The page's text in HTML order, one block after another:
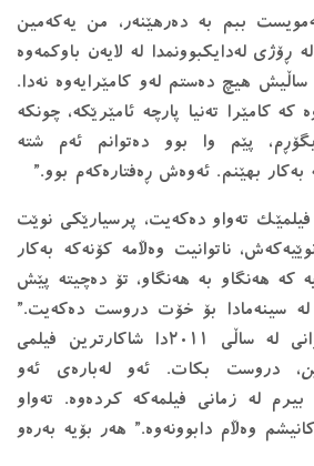
ببم بە دەرهێنەر، من یەکەمین
لەدایکبوونمدا لە لایەن باوکمەوە
هیچ دەستم لەو کامێرایەوە نەدا.
کامێرا تەنیا پارچە ئامێرێکە، چونکە
پێم وا بوو دەتوانم ئەم شتە
بەکار بهێنم. ئەوەش ڕەفتارەکەم بوو.”
تەواو دەکەیت، پرسیارێکی نوێت
ناتوانیت وەڵامە کۆنەکە بەکار
کە هەنگاو بە هەنگاو، تۆ دەچیتە پێش
سینەمادا بۆ خۆت دروست دەکەیت.”
ئەو بەم هەنگاونانە توانی لە ساڵی ٢٠١١دا شاکارترین فیلمی
، دروست بکات. ئەو لەبارەی ئەو
لە زمانی فیلمەکە کردەوە. تەواو
وەڵام دابوونەوە.” هەر بۆیە بەرەو